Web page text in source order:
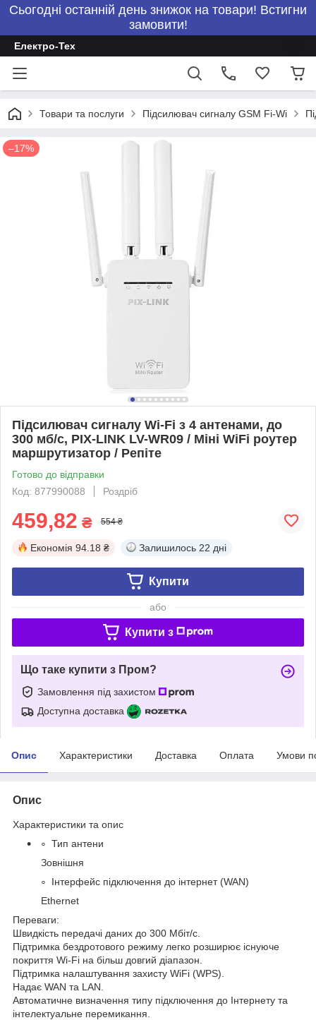
Сьогодні останній день знижок на товари! Встигни
замовити!
Електро-Тех
Товари та послуги Підсилювач сигналу GSM Fi-Wi
–17%
Підсилювач сигналу Wi-Fi з 4 антенами, до
300 мб/с, PIX-LINK LV-WR09 / Міні WiFi роутер
маршрутизатор / Репіте
Готово до відправки
Код: 877990088
Роздріб
459,82 ₴ 554 ₴
Економія 94.18 ₴ Залишилось 22 дні
Купити
або
Купити з
Що таке купити з Пром?
Замовлення під захистом
Доступна доставка
Опис Характеристики Доставка Оплата Умови
Опис
Характеристики та опис
Тип антени
Зовнішня
Інтерфейс підключення до інтернет (WAN)
Ethernet
Переваги:
Швидкість передачі даних до 300 Мбіт/с.
Підтримка бездротового режиму легко розширює існуюче
покриття Wi-Fi на більш довгий діапазон.
Підтримка налаштування захисту WiFi (WPS).
Надає WAN та LAN.
Автоматичне визначення типу підключення до Інтернету та
інтелектуальне перемикання.